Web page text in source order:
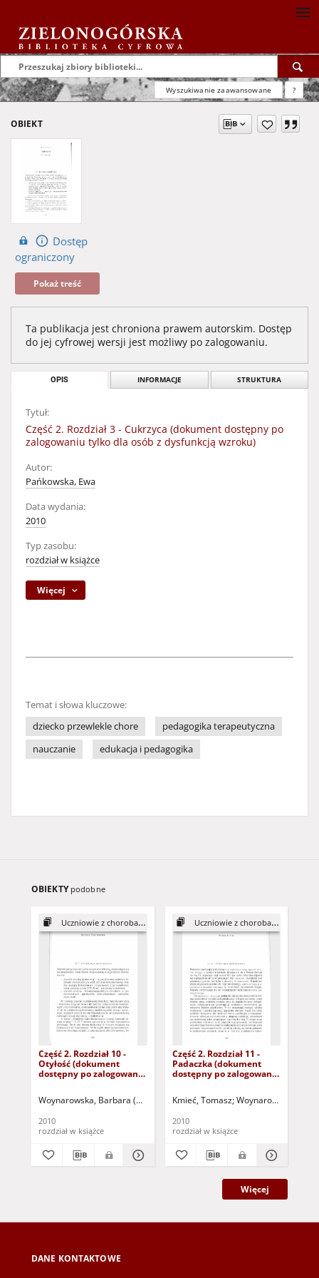
Wyszukiwanie zaawansowane ?
OBIEKT
Dostęp
ograniczony
Pokaż treść
Ta publikacja jest chroniona prawem autorskim. Dostęp
do jej cyfrowej wersji jest możliwy po zalogowaniu.
OPIS INFORMACJE STRUKTURA
Tytuł:
Część 2. Rozdział 3 - Cukrzyca (dokument dostępny po
zalogowaniu tylko dla osób z dysfunkcją wzroku)
Autor:
Pańkowska, Ewa
Data wydania:
2010
Typ zasobu:
rozdział w książce
Więcej
Temat i słowa kluczowe:
dziecko przewlekle chore
pedagogika terapeutyczna
nauczanie
edukacja i pedagogika
OBIEKTY podobne
Uczniowie z chorobami ...
Część 2. Rozdział 10 -
Otyłość (dokument
dostępny po zalogowaniu
Woynarowska, Barbara (1940- ) Woynarowska, Barbara (1940- ) - red.
2010
rozdział w książce
Uczniowie z chorobami ...
Część 2. Rozdział 11 -
Padaczka (dokument
dostępny po zalogowaniu
Kmieć, Tomasz Woynarowska,
2010
rozdział w książce
Więcej
DANE KONTAKTOWE